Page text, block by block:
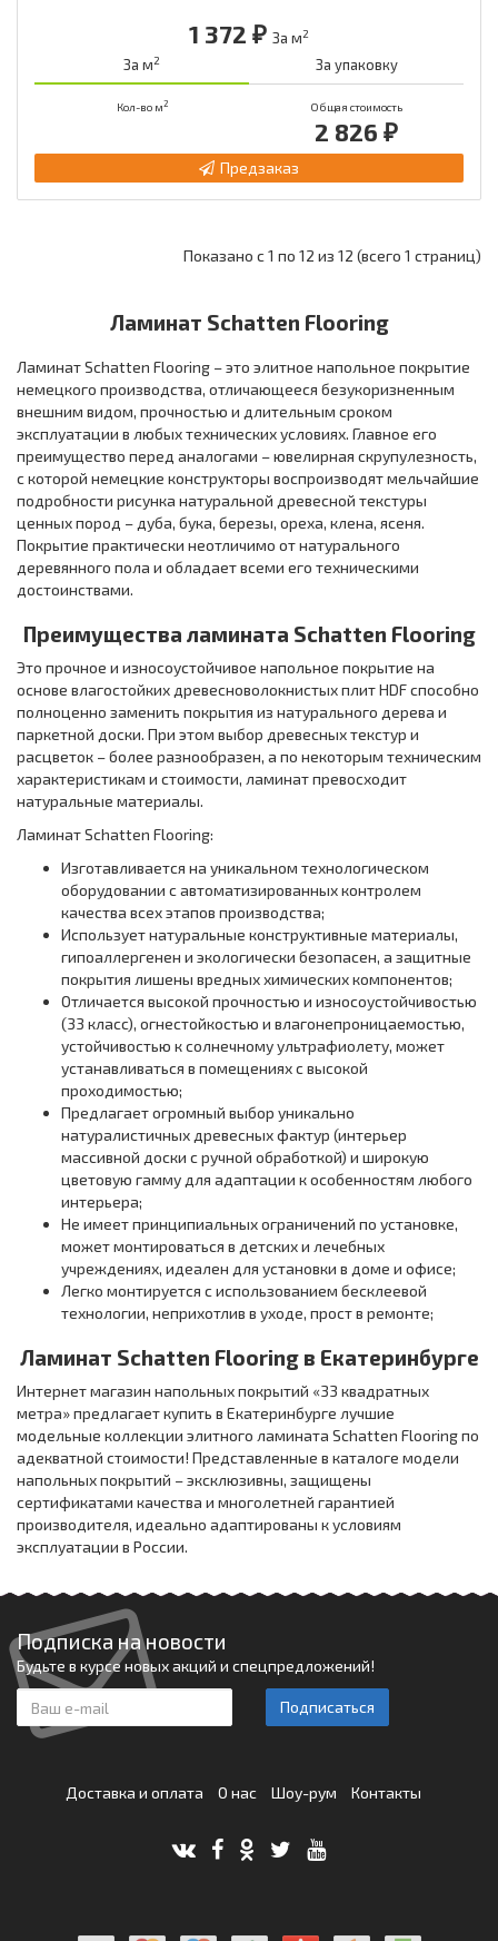
1 372 ₽ За м2
За м2 За упаковку
Кол-во м2 Общая стоимость
2 826 ₽
Предзаказ
Показано с 1 по 12 из 12 (всего 1 страниц)
Ламинат Schatten Flooring
Ламинат Schatten Flooring – это элитное напольное покрытие
немецкого производства, отличающееся безукоризненным
внешним видом, прочностью и длительным сроком
эксплуатации в любых технических условиях. Главное его
преимущество перед аналогами – ювелирная скрупулезность,
с которой немецкие конструкторы воспроизводят мельчайшие
подробности рисунка натуральной древесной текстуры
ценных пород – дуба, бука, березы, ореха, клена, ясеня.
Покрытие практически неотличимо от натурального
деревянного пола и обладает всеми его техническими
достоинствами.
Преимущества ламината Schatten Flooring
Это прочное и износоустойчивое напольное покрытие на
основе влагостойких древесноволокнистых плит HDF способно
полноценно заменить покрытия из натурального дерева и
паркетной доски. При этом выбор древесных текстур и
расцветок – более разнообразен, а по некоторым техническим
характеристикам и стоимости, ламинат превосходит
натуральные материалы.
Ламинат Schatten Flooring:
Изготавливается на уникальном технологическом
оборудовании с автоматизированных контролем
качества всех этапов производства;
Использует натуральные конструктивные материалы,
гипоаллергенен и экологически безопасен, а защитные
покрытия лишены вредных химических компонентов;
Отличается высокой прочностью и износоустойчивостью
(33 класс), огнестойкостью и влагонепроницаемостью,
устойчивостью к солнечному ультрафиолету, может
устанавливаться в помещениях с высокой
проходимостью;
Предлагает огромный выбор уникально
натуралистичных древесных фактур (интерьер
массивной доски с ручной обработкой) и широкую
цветовую гамму для адаптации к особенностям любого
интерьера;
Не имеет принципиальных ограничений по установке,
может монтироваться в детских и лечебных
учреждениях, идеален для установки в доме и офисе;
Легко монтируется с использованием бесклеевой
технологии, неприхотлив в уходе, прост в ремонте;
Ламинат Schatten Flooring в Екатеринбурге
Интернет магазин напольных покрытий «33 квадратных
метра» предлагает купить в Екатеринбурге лучшие
модельные коллекции элитного ламината Schatten Flooring по
адекватной стоимости! Представленные в каталоге модели
напольных покрытий – эксклюзивны, защищены
сертификатами качества и многолетней гарантией
производителя, идеально адаптированы к условиям
эксплуатации в России.
Подписка на новости
Будьте в курсе новых акций и спецпредложений!
Подписаться
Доставка и оплата О нас Шоу-рум Контакты